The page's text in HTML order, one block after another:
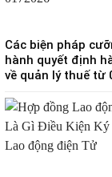
Các biện pháp
hành quyết định
về quản lý thuế từ